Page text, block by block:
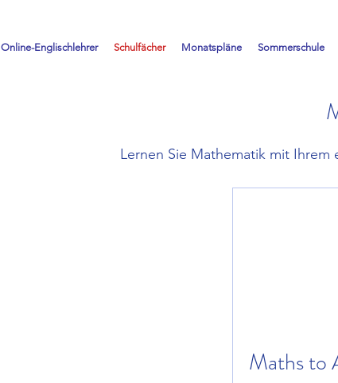
Online-Englischlehrer Schulfächer Monatspläne Sommerschule
Lernen Sie Mathematik mit
Maths to